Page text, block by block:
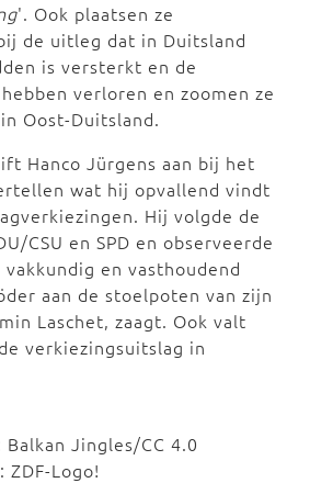
'. Ook plaatsen ze
de uitleg dat in Duitsland
is versterkt en de
verloren en zoomen ze
Oost-Duitsland.
Hanco Jürgens aan bij het
wat hij opvallend vindt
Hij volgde de
CSU en SPD en observeerde
en vasthoudend
aan de stoelpoten van zijn
Laschet, zaagt. Ook valt
verkiezingsuitslag in
Jingles/CC 4.0
Logo!